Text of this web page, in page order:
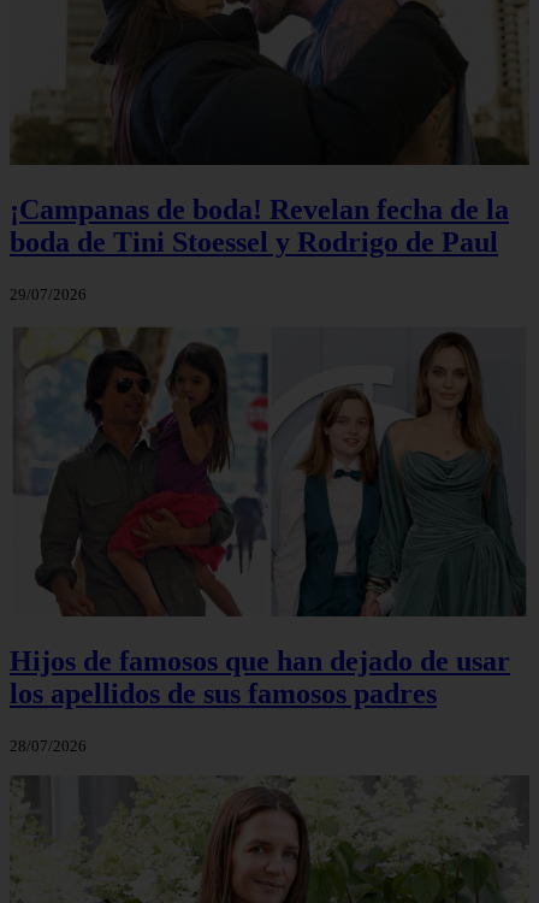
¡Campanas de boda! Revelan fecha de la
boda de Tini Stoessel y Rodrigo de Paul
29/07/2026
Hijos de famosos que han dejado de usar
los apellidos de sus famosos padres
28/07/2026